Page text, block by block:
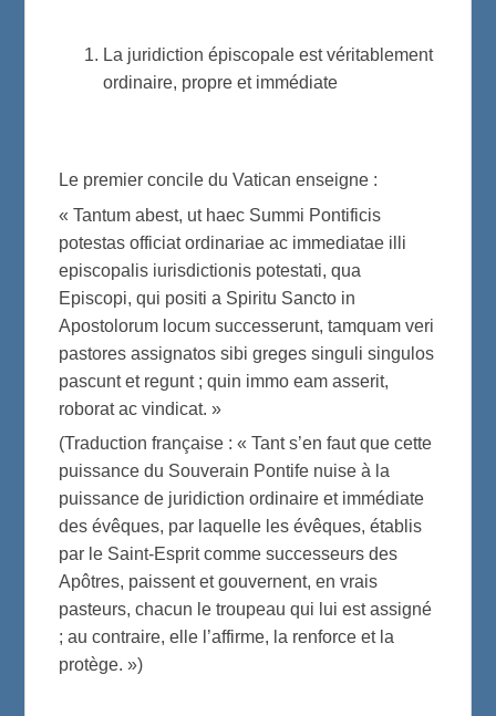
La juridiction épiscopale est véritablement
ordinaire, propre et immédiate
Le premier concile du Vatican enseigne :
« Tantum abest, ut haec Summi Pontificis
potestas officiat ordinariae ac immediatae illi
episcopalis iurisdictionis potestati, qua
Episcopi, qui positi a Spiritu Sancto in
Apostolorum locum successerunt, tamquam veri
pastores assignatos sibi greges singuli singulos
pascunt et regunt ; quin immo eam asserit,
roborat ac vindicat. »
(Traduction française : « Tant s’en faut que cette
puissance du Souverain Pontife nuise à la
puissance de juridiction ordinaire et immédiate
des évêques, par laquelle les évêques, établis
par le Saint-Esprit comme successeurs des
Apôtres, paissent et gouvernent, en vrais
pasteurs, chacun le troupeau qui lui est assigné
; au contraire, elle l’affirme, la renforce et la
protège. »)